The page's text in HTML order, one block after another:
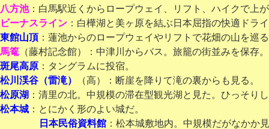
八方池：白馬駅近くからロープウェイ、リフト、ハイクで上
ビーナスライン ：白樺湖と美ヶ原を結ぶ日本屈指の快適ドラ
東館山頂 ：蓮池からのロープウェイやリフトで花畑の山を巡
馬篭 （藤村記念館）：中津川からバス。旅籠の街並みを保存
斑尾高原 ：タングラムに投宿。
松川渓谷（雷滝）
（高）：断崖を降りて滝の裏からも見る。
松原湖 ：清里の北。中規模の滞在型観光湖と見た。ひっそり
松本城 ：とにかく形のよい城だ。
日本民俗資料館 ：松本城敷地内。中規模だがなかか